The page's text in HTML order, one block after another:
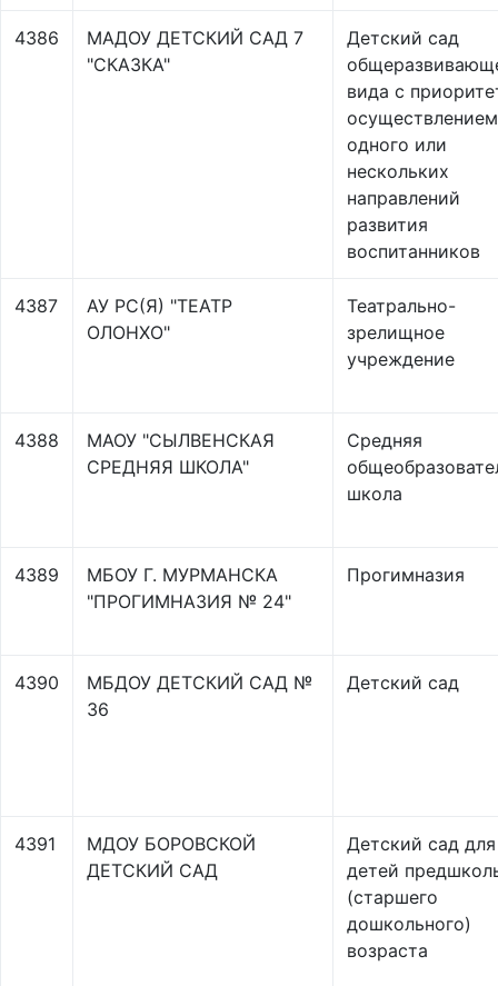
4386
МАДОУ ДЕТСКИЙ САД 7
"СКАЗКА"
Детский сад
вида с
осуществлением
одного или
нескольких
направлений
развития
воспитанников
4387
АУ РС(Я) "ТЕАТР
ОЛОНХО"
Театрально-
зрелищное
учреждение
4388
МАОУ "СЫЛВЕНСКАЯ
СРЕДНЯЯ ШКОЛА"
Средняя
школа
4389
МБОУ Г. МУРМАНСКА
"ПРОГИМНАЗИЯ № 24"
Прогимназия
4390
МБДОУ ДЕТСКИЙ САД №
36
Детский сад
4391
МДОУ БОРОВСКОЙ
ДЕТСКИЙ САД
Детский сад для
детей
(старшего
дошкольного)
возраста